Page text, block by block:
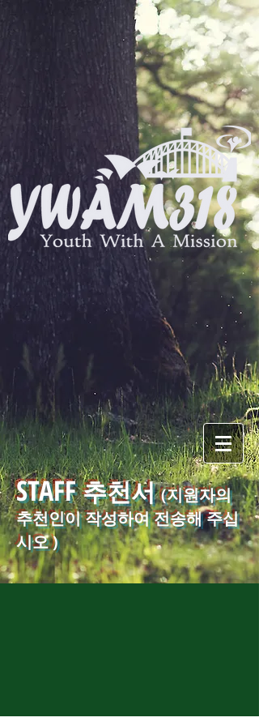
STAFF추천서(지원자의
추천인이 작성하여 전송해 주십
시오 )